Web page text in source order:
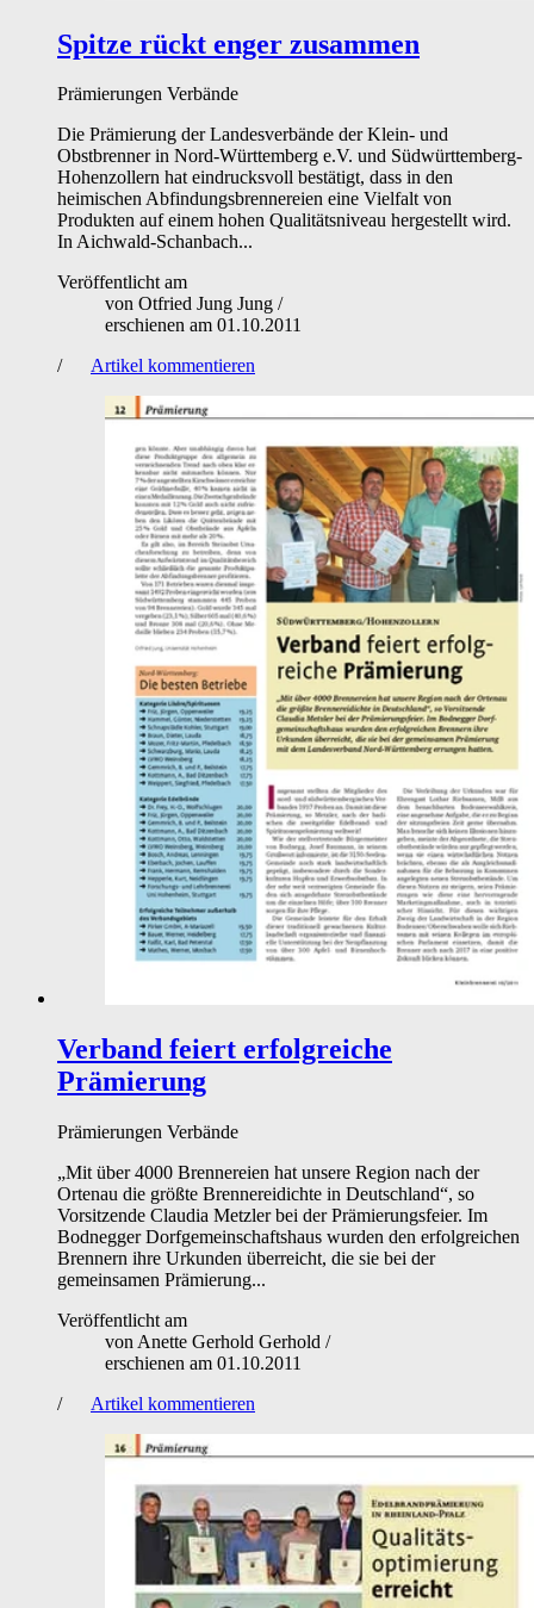
Spitze rückt enger zusammen
Prämierungen Verbände
Die Prämierung der Landesverbände der Klein- und
Obstbrenner in Nord-Württemberg e.V. und Südwürttemberg-
Hohenzollern hat eindrucksvoll bestätigt, dass in den
heimischen Abfindungsbrennereien eine Vielfalt von
Produkten auf einem hohen Qualitätsniveau hergestellt wird.
In Aichwald-Schanbach...
Veröffentlicht am
von Otfried Jung Jung /
erschienen am 01.10.2011
/
Artikel kommentieren
Verband feiert erfolgreiche
Prämierung
Prämierungen Verbände
„Mit über 4000 Brennereien hat unsere Region nach der
Ortenau die größte Brennereidichte in Deutschland“, so
Vorsitzende Claudia Metzler bei der Prämierungsfeier. Im
Bodnegger Dorfgemeinschaftshaus wurden den erfolgreichen
Brennern ihre Urkunden überreicht, die sie bei der
gemeinsamen Prämierung...
Veröffentlicht am
von Anette Gerhold Gerhold /
erschienen am 01.10.2011
/
Artikel kommentieren